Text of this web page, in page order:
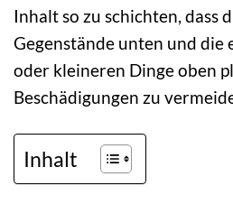
Inhalt so zu schichten, dass
Gegenstände unten und die
oder kleineren Dinge oben
Beschädigungen zu
Inhalt